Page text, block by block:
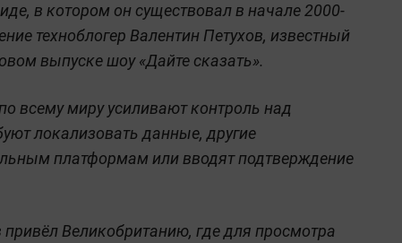
в котором он существовал в начале 2000-
техноблогер Валентин Петухов, известный
выпуске шоу «Дайте сказать».
всему миру усиливают контроль над
локализовать данные, другие
платформам или вводят подтверждение
Великобританию, где для просмотра